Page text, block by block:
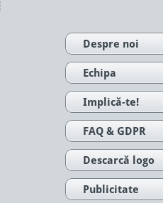
Despre noi
Echipa
Implică-te!
FAQ & GDPR
Descarcă logo
Publicitate